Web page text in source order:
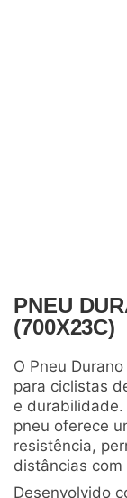
PNEU
(700X23C)
O Pneu
para ciclistas
e
pneu oferece
resistência,
distâncias com
Desenvolvido